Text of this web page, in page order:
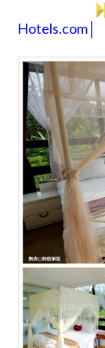
Hotels.com│